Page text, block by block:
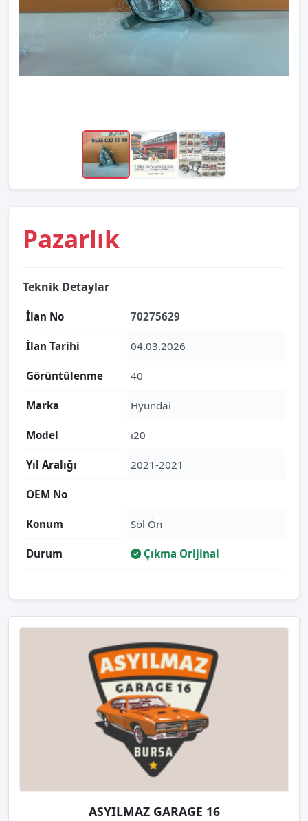
Pazarlık
Teknik Detaylar
İlan No 70275629
İlan Tarihi 04.03.2026
Görüntülenme 40
Marka Hyundai
Model i20
Yıl Aralığı 2021-2021
OEM No
Konum Sol Ön
Durum Çıkma Orijinal
ASYILMAZ GARAGE 16